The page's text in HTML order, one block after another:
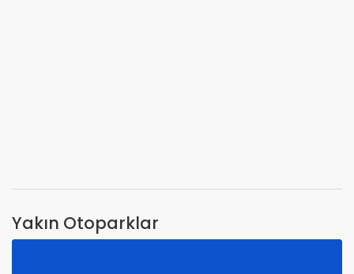
Yakın Otoparklar